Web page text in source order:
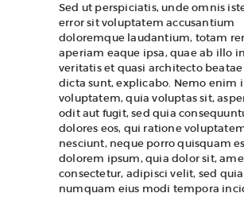
Sed ut perspiciatis, unde omnis
error sit voluptatem accusantium
doloremque laudantium, totam
aperiam eaque ipsa, quae ab illo
veritatis et quasi architecto
dicta sunt, explicabo. Nemo enim
voluptatem, quia voluptas sit,
odit aut fugit, sed quia
dolores eos, qui ratione
nesciunt, neque porro quisquam
dolorem ipsum, quia dolor sit,
consectetur, adipisci velit, sed
numquam eius modi tempora